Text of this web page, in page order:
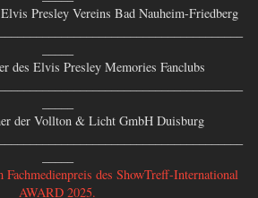
Presley Vereins Bad Nauheim-Friedberg
des Elvis Presley Memories Fanclubs
der Vollton & Licht GmbH Duisburg
Fachmedienpreis des ShowTreff-International
AWARD 2025.